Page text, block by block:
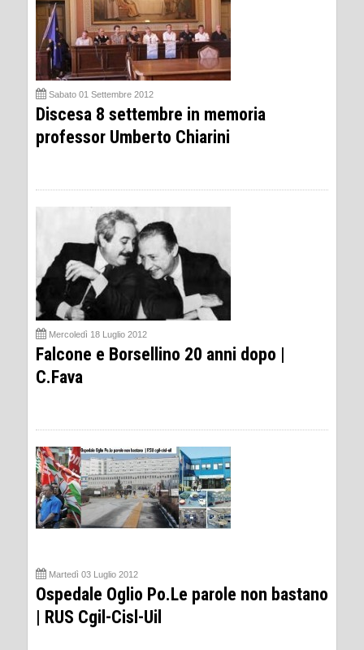
Sabato 01 Settembre 2012
Discesa 8 settembre in memoria
professor Umberto Chiarini
Mercoledì 18 Luglio 2012
Falcone e Borsellino 20 anni dopo |
C.Fava
Martedì 03 Luglio 2012
Ospedale Oglio Po.Le parole non bastano
| RUS Cgil-Cisl-Uil